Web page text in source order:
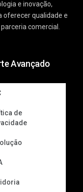
e inovação,
oferecer qualidade e
comercial.
Avançado
de